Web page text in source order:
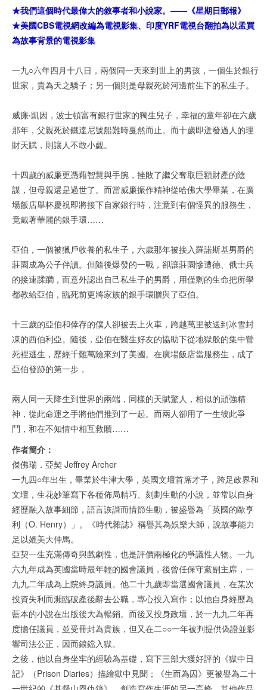
★我們這個時代最偉大的敘事者和小說家。——《星期日郵報》
★美國CBS電視網改編為電視影集、印度YRF電視台翻拍為以孟買
為故事背景的電視影集
一九○六年四月十八日，兩個同一天來到世上的男孩，一個生於銀行
世家，貴為天之驕子；另一個則是母親死於河邊前生下的私生子。
威廉‧凱因，波士頓富有銀行世家的獨生兒子，幸福的童年卻在六歲
那年，父親死於鐵達尼號船難時戛然而止。而十歲即迸發過人的理
財天賦，則讓人不敢小覷。
十四歲的威廉更憑藉智慧與手腕，挫敗了繼父奪取巨額財產的陰
謀，但母親還是過世了。而當威廉振作精神從哈佛大學畢業，在廣
場飯店舉杯慶祝即將接下自家銀行時，注意到有個怪異的服務生，
竟戴著華麗的銀手環……
亞伯，一個被獵戶收養的私生子，六歲那年被接入羅諾斯基男爵的
莊園成為公子伴讀。但隨後爆發的一戰，卻讓莊園慘遭德、俄士兵
的接連蹂躪，而意外認出自己私生子的男爵，用僅剩的生命把所學
都教給亞伯，臨死前更將家族的銀手環贈與了亞伯。
十三歲的亞伯和倖存的僕人卻被丟上火車，跨越萬里被送到冰雪封
凍的西伯利亞。隨後，亞伯在醫生好友的協助下從地獄般的集中營
死裡逃生，歷經千難萬險來到了美國。在廣場飯店當服務生，成了
亞伯發跡的第一步，
兩人同一天降生到世界的兩端，同樣的天賦驚人，相似的頑強精
神，從此命運之手將他們推到了一起。而兩人卻用了一生彼此爭
鬥，和在不知情中相互救贖……
作者簡介：
傑佛瑞．亞契 Jeffrey Archer
一九四○年出生，畢業於牛津大學，英國文壇首席才子，跨足政界和
文壇，生花妙筆寫下各種佈局精巧、刻劃生動的小說，並常以自身
經歷融入故事細節，語言詼諧而情節生動，被盛譽為「英國的歐亨
利（O. Henry）」。《時代雜誌》稱譽其為娛樂大師，說故事能力
足以媲美大仲馬。
亞契一生充滿傳奇與戲劇性，也是評價兩極化的爭議性人物。一九
六九年成為英國當時最年輕的國會議員，後曾任保守黨副主席，一
九九二年成為上院終身議員。他二十九歲即當選國會議員，在某次
投資失利而瀕臨破產後辭去公職，專心投入寫作；以他自身經歷為
藍本的小說在出版後大為暢銷。而後又投身政壇，於一九九二年再
度擔任議員，並受冊封為貴族，但又在二○○一年被判提供偽證並影
響司法公正，因而鋃鐺入獄。
之後，他以自身坐牢的經驗為基礎，寫下三部大獲好評的《獄中日
記》（Prison Diaries）描繪獄中見聞；《生而為囚》更被譽為二十